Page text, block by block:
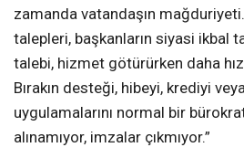
zamanda vatandaşın
talepleri, başkanların siyasi ikbal
talebi, hizmet götürürken daha
Bırakın desteği, hibeyi, krediyi
uygulamalarını normal bir
alınamıyor, imzalar çıkmıyor.”